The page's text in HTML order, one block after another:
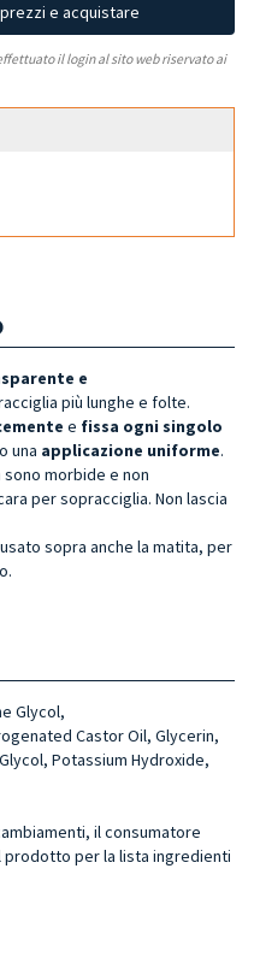
e acquistare
il login al sito web riservato ai
e
più lunghe e folte.
e fissa ogni singolo
una applicazione uniforme.
morbide e non
per sopracciglia. Non lascia
sopra anche la matita, per
Glycol,
Castor Oil, Glycerin,
Potassium Hydroxide,
il consumatore
per la lista ingredienti